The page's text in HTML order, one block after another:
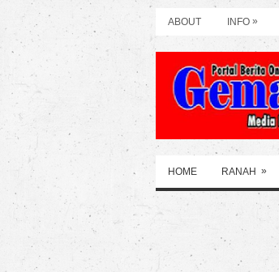
ABOUT INFO »
HOME RANAH »